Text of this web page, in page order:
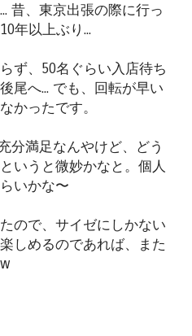
昔、東京出張の際に行っ
年以上ぶり...
ず、50名ぐらい入店待ち
尾へ... でも、回転が早い
かったです。
分満足なんやけど、どう
いうと微妙かなと。個人
いかな〜
ので、サイゼにしかない
しめるのであれば、また